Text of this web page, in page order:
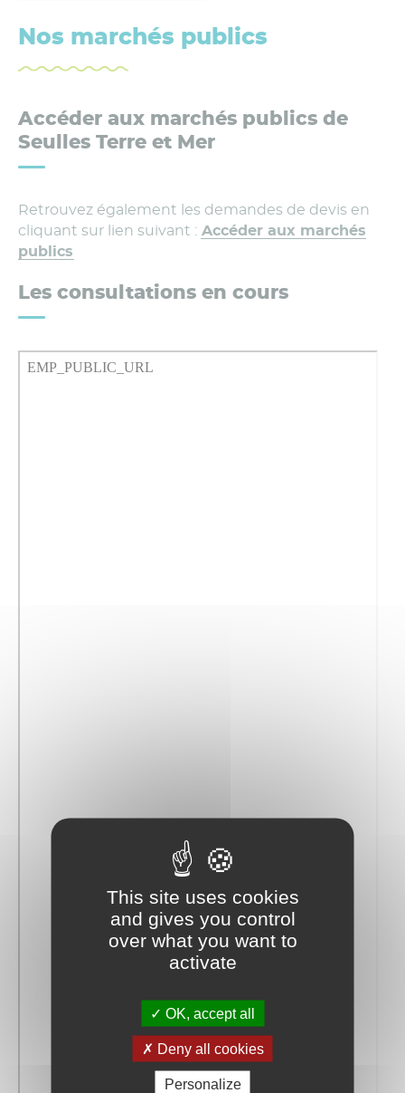
Nos marchés publics
Accéder aux marchés publics de
Seulles Terre et Mer
Retrouvez également les demandes de devis en
cliquant sur lien suivant : Accéder aux marchés
publics
Les consultations en cours
This site uses cookies
and gives you control
over what you want to
activate
OK, accept all
Deny all cookies
Personalize